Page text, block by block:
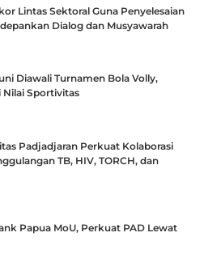
Lintas Sektoral Guna Penyelesaian
Dialog dan Musyawarah
Diawali Turnamen Bola Volly,
Sportivitas
Padjadjaran Perkuat Kolaborasi
TB, HIV, TORCH, dan
Papua MoU, Perkuat PAD Lewat